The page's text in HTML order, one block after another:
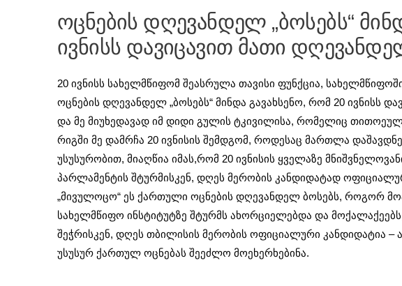
ოცნების დღევანდელ „ბოსებს“
ივნისს დავიცავით მათი
20 ივნისს სახელმწიფომ შეასრულა თავისი ფუნქცია,
ოცნების დღევანდელ „ბოსებს“ მინდა გავახსენო, რომ 20 ივნისს
და მე მიუხედავად იმ დიდი გულის ტკივილისა, რომელიც
რიგში მე დამრჩა 20 ივნისის შემდგომ, როდესაც მართლა
უსუსურობით, მიაღწია იმას,რომ 20 ივნისის ყველაზე
პარლამენტის შტურმისკენ, დღეს მერობის კანდიდატად
„მივულოცო“ ეს ქართული ოცნების დღევანდელ ბოსებს, როგორ
სახელმწიფო ინსტიტუტზე შტურმს ახორციელებდა და
შეჭრისკენ, დღეს თბილისის მერობის ოფიციალური კანდიდატია
უსუსურ ქართულ ოცნებას შეეძლო მოეხერხებინა.